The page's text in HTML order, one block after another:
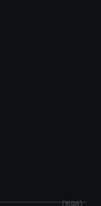
(1598)